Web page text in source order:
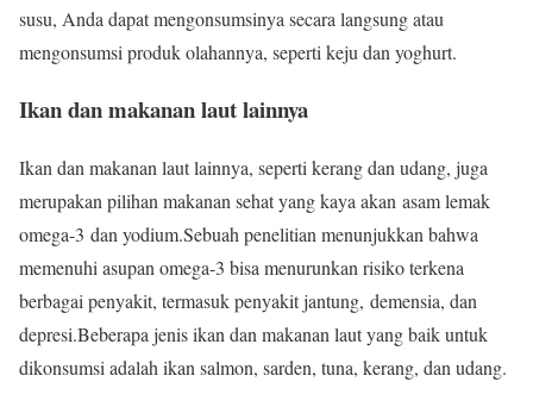
susu, Anda dapat mengonsumsinya secara langsung atau
mengonsumsi produk olahannya, seperti keju dan yoghurt.
Ikan dan makanan laut lainnya
Ikan dan makanan laut lainnya, seperti kerang dan udang, juga
merupakan pilihan makanan sehat yang kaya akan asam lemak
omega-3 dan yodium.Sebuah penelitian menunjukkan bahwa
memenuhi asupan omega-3 bisa menurunkan risiko terkena
berbagai penyakit, termasuk penyakit jantung, demensia, dan
depresi.Beberapa jenis ikan dan makanan laut yang baik untuk
dikonsumsi adalah ikan salmon, sarden, tuna, kerang, dan udang.